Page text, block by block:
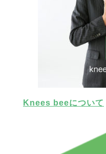
Knees beeについて